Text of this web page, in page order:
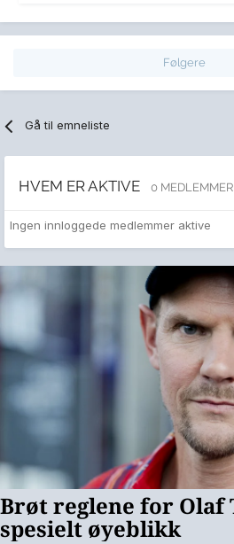
Følgere
Gå til emneliste
HVEM ER AKTIVE 0 MEDLEMMER
Ingen innloggede medlemmer aktive